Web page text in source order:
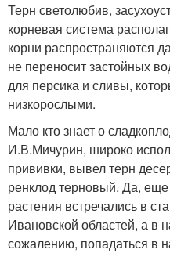
Терн светолюбив,
корневая система
корни распространяются
не переносит застойных
для персика и сливы,
низкорослыми.
Мало кто знает о
И.В.Мичурин, широко
прививки, вывел терн
ренклод терновый. Да,
растения встречались в
Ивановской областей, а в
сожалению, попадаться в